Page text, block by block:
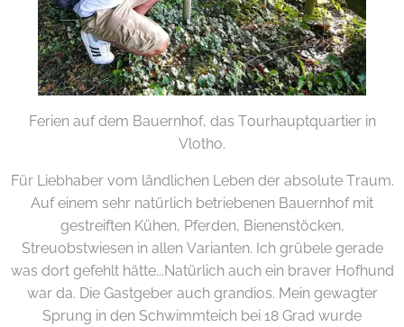
Ferien auf dem Bauernhof, das Tourhauptquartier in
Vlotho.
Für Liebhaber vom ländlichen Leben der absolute Traum.
Auf einem sehr natürlich betriebenen Bauernhof mit
gestreiften Kühen, Pferden, Bienenstöcken,
Streuobstwiesen in allen Varianten. Ich grübele gerade
was dort gefehlt hätte...Natürlich auch ein braver Hofhund
war da. Die Gastgeber auch grandios. Mein gewagter
Sprung in den Schwimmteich bei 18 Grad wurde